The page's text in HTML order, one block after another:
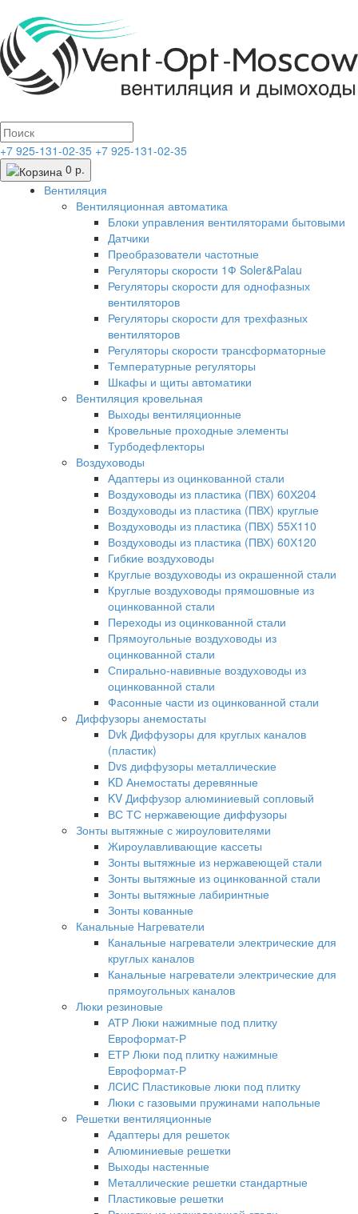
+7 925-131-02-35 +7 925-131-02-35
0 р.
Вентиляция
Вентиляционная автоматика
Блоки управления вентиляторами бытовыми
Датчики
Преобразователи частотные
Регуляторы скорости 1Ф Soler&Palau
Регуляторы скорости для однофазных
вентиляторов
Регуляторы скорости для трехфазных
вентиляторов
Регуляторы скорости трансформаторные
Температурные регуляторы
Шкафы и щиты автоматики
Вентиляция кровельная
Выходы вентиляционные
Кровельные проходные элементы
Турбодефлекторы
Воздуховоды
Адаптеры из оцинкованной стали
Воздуховоды из пластика (ПВХ) 60Х204
Воздуховоды из пластика (ПВХ) круглые
Воздуховоды из пластика (ПВХ) 55Х110
Воздуховоды из пластика (ПВХ) 60Х120
Гибкие воздуховоды
Круглые воздуховоды из окрашенной стали
Круглые воздуховоды прямошовные из
оцинкованной стали
Переходы из оцинкованной стали
Прямоугольные воздуховоды из
оцинкованной стали
Спирально-навивные воздуховоды из
оцинкованной стали
Фасонные части из оцинкованной стали
Диффузоры анемостаты
Dvk Диффузоры для круглых каналов
(пластик)
Dvs диффузоры металлические
KD Анемостаты деревянные
KV Диффузор алюминиевый сопловый
ВС ТС нержавеющие диффузоры
Зонты вытяжные с жироуловителями
Жироулавливающие кассеты
Зонты вытяжные из нержавеющей стали
Зонты вытяжные из оцинкованной стали
Зонты вытяжные лабиринтные
Зонты кованные
Канальные Нагреватели
Канальные нагреватели электрические для
круглых каналов
Канальные нагреватели электрические для
прямоугольных каналов
Люки резиновые
АТР Люки нажимные под плитку
Евроформат-Р
ЕТР Люки под плитку нажимные
Евроформат-Р
ЛСИС Пластиковые люки под плитку
Люки с газовыми пружинами напольные
Решетки вентиляционные
Адаптеры для решеток
Алюминиевые решетки
Выходы настенные
Металлические решетки стандартные
Пластиковые решетки